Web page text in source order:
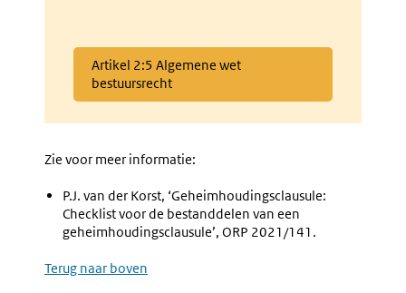
Externe
link:
Artikel 2:5 Algemene wet
bestuursrecht
Zie voor meer informatie:
P.J. van der Korst, ‘Geheimhoudingsclausule:
Checklist voor de bestanddelen van een
geheimhoudingsclausule’, ORP 2021/141.
Terug naar boven